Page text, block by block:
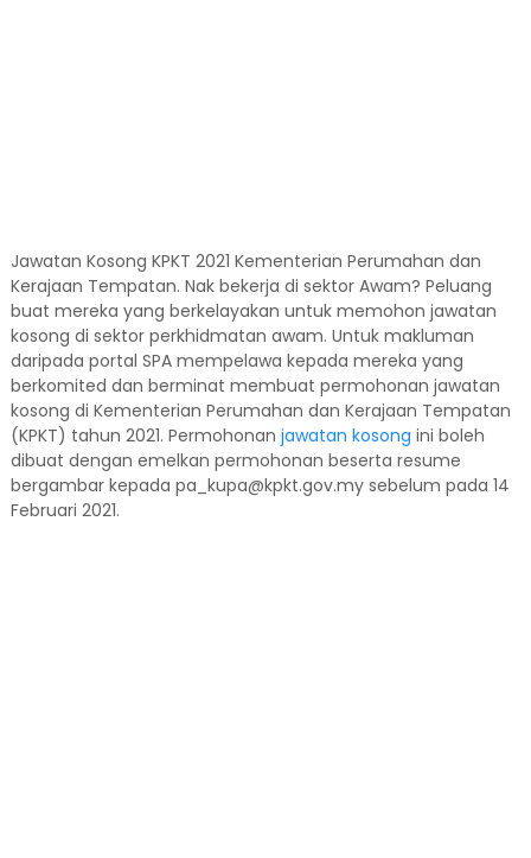
Jawatan Kosong KPKT 2021 Kementerian Perumahan dan
Kerajaan Tempatan. Nak bekerja di sektor Awam? Peluang
buat mereka yang berkelayakan untuk memohon jawatan
kosong di sektor perkhidmatan awam. Untuk makluman
daripada portal SPA mempelawa kepada mereka yang
berkomited dan berminat membuat permohonan jawatan
kosong di Kementerian Perumahan dan Kerajaan Tempatan
(KPKT) tahun 2021. Permohonan jawatan kosong ini boleh
dibuat dengan emelkan permohonan beserta resume
bergambar kepada pa_kupa@kpkt.gov.my sebelum pada 14
Februari 2021.